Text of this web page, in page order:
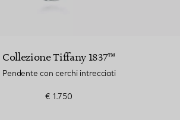
Collezione Tiffany 1837™
Pendente con cerchi intrecciati
€ 1.750